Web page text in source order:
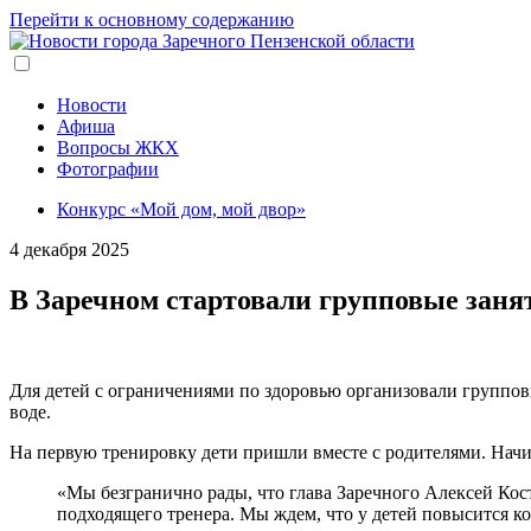
Перейти к основному содержанию
Новости
Афиша
Вопросы ЖКХ
Фотографии
Конкурс «Мой дом, мой двор»
4 декабря 2025
В Заречном стартовали групповые
Для детей с ограничениями по здоровью организовали
воде.
На первую тренировку дети пришли вместе с родителями.
«Мы безгранично рады, что глава Заречного Алексей
подходящего тренера. Мы ждем, что у детей повысится